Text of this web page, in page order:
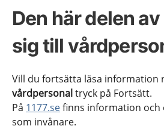
Den här delen
sig till
Vill du fortsätta läsa information
vårdpersonaltryck på Fortsätt.
På 1177.sefinns information och
som invånare.
Tandvårdens läkemedel –
Tandvårdens läkemedel –
Tandvårdens läkemedel –